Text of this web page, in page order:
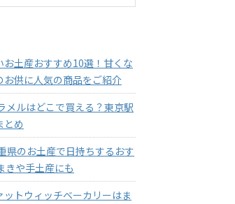
お土産おすすめ10選！甘くな
お供に人気の商品をご紹介
メルはどこで買える？東京駅
とめ
県のお土産で日持ちするおす
きや手土産にも
ットウィッチベーカリーはま